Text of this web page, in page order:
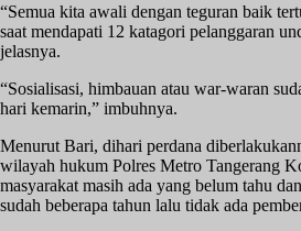
“Semua kita awali dengan teguran baik
saat mendapati 12 katagori pelanggaran
jelasnya.
“Sosialisasi, himbauan atau war-waran
hari kemarin,” imbuhnya.
Menurut Bari, dihari perdana
wilayah hukum Polres Metro Tangerang
masyarakat masih ada yang belum tahu
sudah beberapa tahun lalu tidak ada